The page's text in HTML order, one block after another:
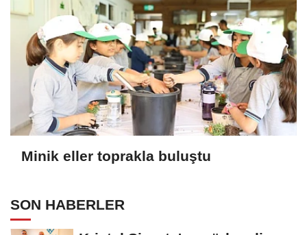
Minik eller toprakla buluştu
SON HABERLER